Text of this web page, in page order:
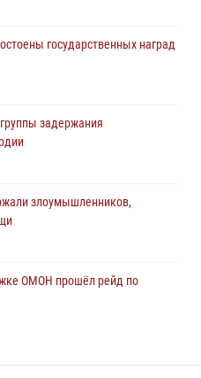
по горячим следам
государственных наград
задержания
злоумышленников,
ОМОН прошёл рейд по